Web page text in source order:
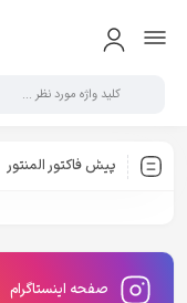
پیش فاکتور المنتور
صفحه اینستاگرام